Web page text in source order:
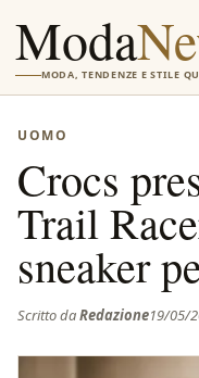
Moda
MODA, TENDENZE E STILE
UOMO
Crocs
Trail
sneaker
Scritto daRedazione19/05/